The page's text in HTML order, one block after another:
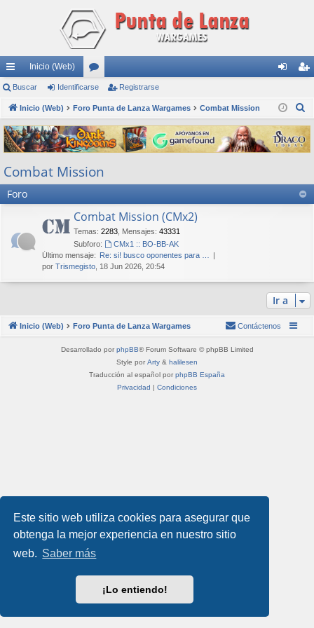
Este sitio web utiliza cookies para asegurar que
obtenga la mejor experiencia en nuestro sitio
web. Saber más
¡Lo entiendo!
nl
ac
es
rá
pi
do
Inicio (Web)
or
os nti
fic
ar
ist
ra
rs
Buscar Identificarse Registrarse
Inicio (Web) Foro Punta de Lanza Wargames Combat Mission
s
c
r
Combat Mission
Foro
Combat Mission (CMx2)
Temas: 2283 Mensajes: 43331
Subforo:
CMx1 :: BO-BB-AK
Último mensaje: Re: si! busco oponentes para …
por Trismegisto , 18 Jun 2026, 20:54
Ir a
Inicio (Web) Foro Punta de Lanza Wargames Contáctenos
Desarrollado por phpBB® Forum Software © phpBB Limited
Style por Arty & halilesen
Traducción al español por phpBB España
Privacidad | Condiciones